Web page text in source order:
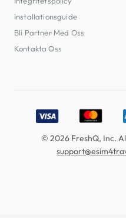
Installationsguide
Bli Partner Med Oss
Kontakta Oss
Accepted payment
© 2026 FreshQ, Inc.